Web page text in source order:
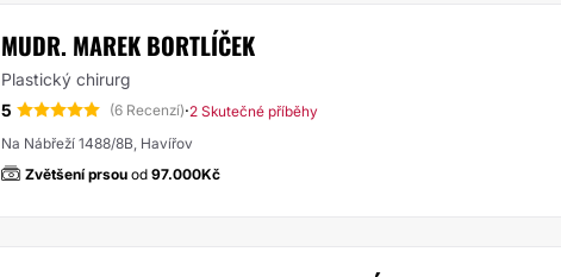
MUDR. MAREK BORTLÍČEK
Plastický chirurg
5
(6 Recenzí)·2 Skutečné příběhy
Na Nábřeží 1488/8B, Havířov
Zvětšení prsou od 97.000Kč